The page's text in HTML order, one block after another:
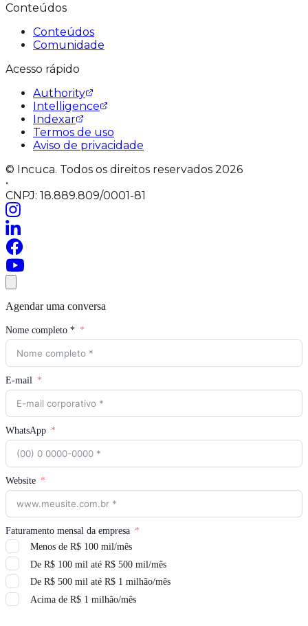
Conteúdos
Conteúdos
Comunidade
Acesso rápido
Authority
Intelligence
Indexar
Termos de uso
Aviso de privacidade
© Incuca. Todos os direitos reservados 2026
•
CNPJ: 18.889.809/0001-81
Agendar uma conversa
Nome completo *
E-mail
WhatsApp
Website
Faturamento mensal da empresa
Menos de R$ 100 mil/mês
De R$ 100 mil até R$ 500 mil/mês
De R$ 500 mil até R$ 1 milhão/mês
Acima de R$ 1 milhão/mês